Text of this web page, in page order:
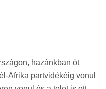
hazánkban öt
Afrika partvidékéig vonul